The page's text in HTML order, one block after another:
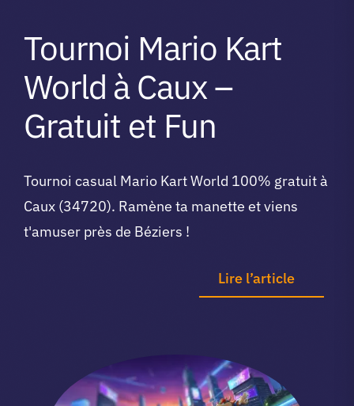
Tournoi Mario Kart
World à Caux –
Gratuit et Fun
Tournoi casual Mario Kart World 100% gratuit à
Caux (34720). Ramène ta manette et viens
t'amuser près de Béziers !
Lire l’article